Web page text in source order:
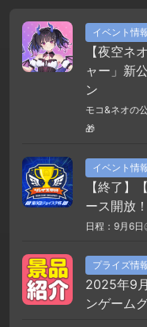
イベント情
【夜空ネ
ャー」新
ン
モコ&ネオの
🎁
イベント情
【終了】
ース開放
日程：9月6日
プライズ情
2025年9
ンゲーム